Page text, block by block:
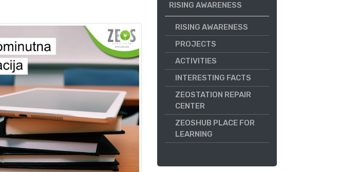
RISING AWARENESS
RISING AWARENESS
PROJECTS
ACTIVITIES
INTERESTING FACTS
ZEOSTATION REPAIR
CENTER
ZEOSHUB PLACE FOR
LEARNING